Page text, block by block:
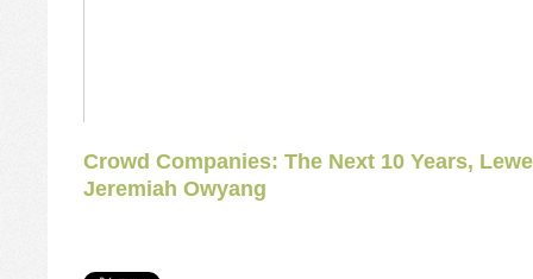
Crowd Companies: The Next 10 Years,
Jeremiah Owyang